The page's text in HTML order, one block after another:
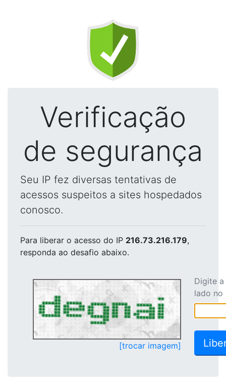
Verificação
de segurança
Seu IP fez diversas tentativas de
acessos suspeitos a sites hospedados
conosco.
Para liberar o acesso do IP 216.73.216.179,
responda ao desafio abaixo.
[trocar imagem]
Digite
lado no